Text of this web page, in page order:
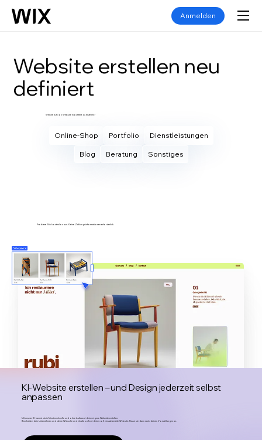
Anmelden
Website erstellen neu
definiert
Welche Art von Website möchtest du erstellen?
Online-Shop Portfolio Dienstleistungen
Blog Beratung Sonstiges
Probiere Wix kostenlos aus. Keine Zahlungsinformationen erforderlich.
KI-Website erstellen – und Design jederzeit selbst
anpassen
Mit unserer KI kannst du in Minutenschnelle und ohne Aufwand deine eigene Website erstellen:
Beschreibe dein Unternehmen und deine Wünsche und erhalte sofort deine voll einsatzbereite Website. Passe sie dann nach deinen Vorstellungen an.